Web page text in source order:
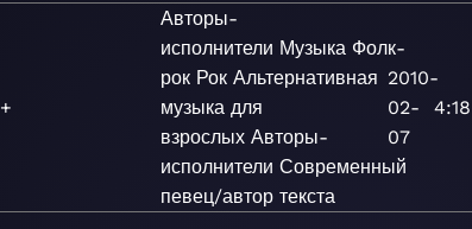
+
Авторы-
исполнители Музыка Фолк-
рок Рок Альтернативная
музыка для
взрослых Авторы-
исполнители Современный
певец/автор текста
2010-
02-
07
4:18